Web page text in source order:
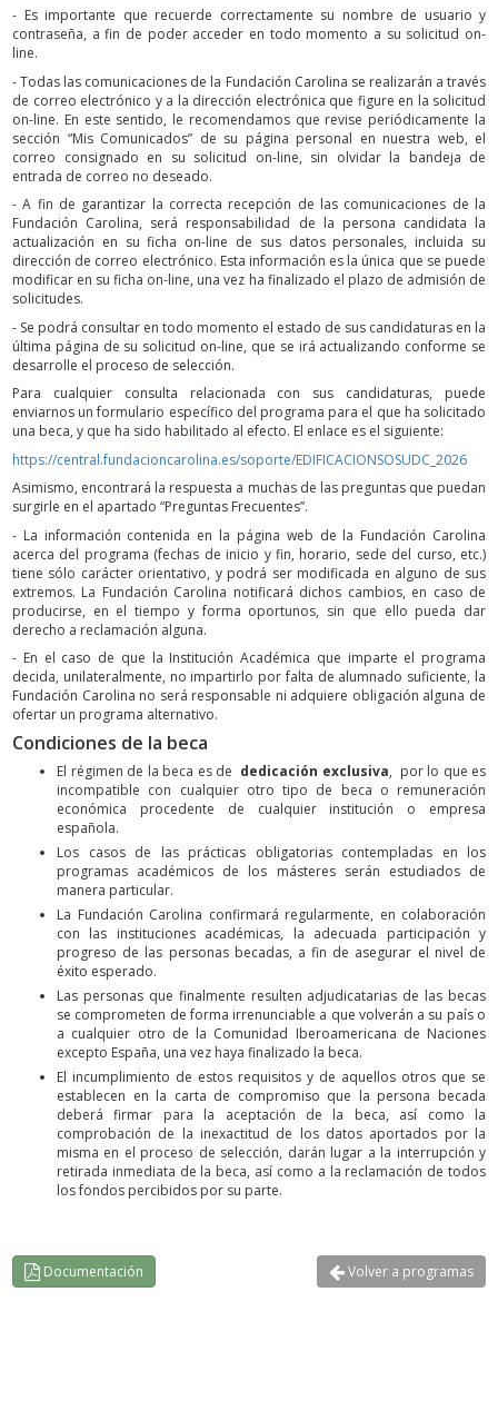
- Es importante que recuerde correctamente su nombre de usuario y
contraseña, a fin de poder acceder en todo momento a su solicitud on-
line.
- Todas las comunicaciones de la Fundación Carolina se realizarán a través
de correo electrónico y a la dirección electrónica que figure en la solicitud
on-line. En este sentido, le recomendamos que revise periódicamente la
sección “Mis Comunicados” de su página personal en nuestra web, el
correo consignado en su solicitud on-line, sin olvidar la bandeja de
entrada de correo no deseado.
- A fin de garantizar la correcta recepción de las comunicaciones de la
Fundación Carolina, será responsabilidad de la persona candidata la
actualización en su ficha on-line de sus datos personales, incluida su
dirección de correo electrónico. Esta información es la única que se puede
modificar en su ficha on-line, una vez ha finalizado el plazo de admisión de
solicitudes.
- Se podrá consultar en todo momento el estado de sus candidaturas en la
última página de su solicitud on-line, que se irá actualizando conforme se
desarrolle el proceso de selección.
Para cualquier consulta relacionada con sus candidaturas, puede
enviarnos un formulario específico del programa para el que ha solicitado
una beca, y que ha sido habilitado al efecto. El enlace es el siguiente:
https://central.fundacioncarolina.es/soporte/EDIFICACIONSOSUDC_2026
Asimismo, encontrará la respuesta a muchas de las preguntas que puedan
surgirle en el apartado “Preguntas Frecuentes”.
- La información contenida en la página web de la Fundación Carolina
acerca del programa (fechas de inicio y fin, horario, sede del curso, etc.)
tiene sólo carácter orientativo, y podrá ser modificada en alguno de sus
extremos. La Fundación Carolina notificará dichos cambios, en caso de
producirse, en el tiempo y forma oportunos, sin que ello pueda dar
derecho a reclamación alguna.
- En el caso de que la Institución Académica que imparte el programa
decida, unilateralmente, no impartirlo por falta de alumnado suficiente, la
Fundación Carolina no será responsable ni adquiere obligación alguna de
ofertar un programa alternativo.
Condiciones de la beca
El régimen de la beca es de dedicación exclusiva, por lo que es
incompatible con cualquier otro tipo de beca o remuneración
económica procedente de cualquier institución o empresa
española.
Los casos de las prácticas obligatorias contempladas en los
programas académicos de los másteres serán estudiados de
manera particular.
La Fundación Carolina confirmará regularmente, en colaboración
con las instituciones académicas, la adecuada participación y
progreso de las personas becadas, a fin de asegurar el nivel de
éxito esperado.
Las personas que finalmente resulten adjudicatarias de las becas
se comprometen de forma irrenunciable a que volverán a su país o
a cualquier otro de la Comunidad Iberoamericana de Naciones
excepto España, una vez haya finalizado la beca.
El incumplimiento de estos requisitos y de aquellos otros que se
establecen en la carta de compromiso que la persona becada
deberá firmar para la aceptación de la beca, así como la
comprobación de la inexactitud de los datos aportados por la
misma en el proceso de selección, darán lugar a la interrupción y
retirada inmediata de la beca, así como a la reclamación de todos
los fondos percibidos por su parte.
Documentación Volver a programas